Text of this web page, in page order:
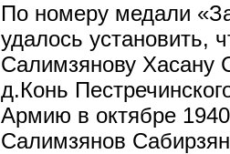
По номеру медали
удалось установить,
Салимзянову Хасану
д.Конь
Армию в октябре
Салимзянов